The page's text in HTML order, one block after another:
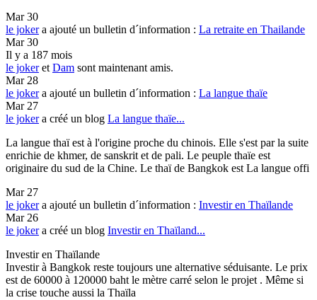
Mar 30
le jokera ajouté un bulletin d´information : La retraite en Thailande
Mar 30
Il y a 187 mois
le jokeret Dam sont maintenant amis.
Mar 28
le jokera ajouté un bulletin d´information : La langue thaïe
Mar 27
le jokera créé un blog La langue thaïe...
La langue thaï est à l'origine proche du chinois. Elle s'est par la suite
enrichie de khmer, de sanskrit et de pali. Le peuple thaïe est
originaire du sud de la Chine. Le thaï de Bangkok est La langue offi
Mar 27
le jokera ajouté un bulletin d´information : Investir en Thaïlande
Mar 26
le jokera créé un blog Investir en Thaïland...
Investir en Thaïlande
Investir à Bangkok reste toujours une alternative séduisante. Le prix
est de 60000 à 120000 baht le mètre carré selon le projet . Même si
la crise touche aussi la Thaïla